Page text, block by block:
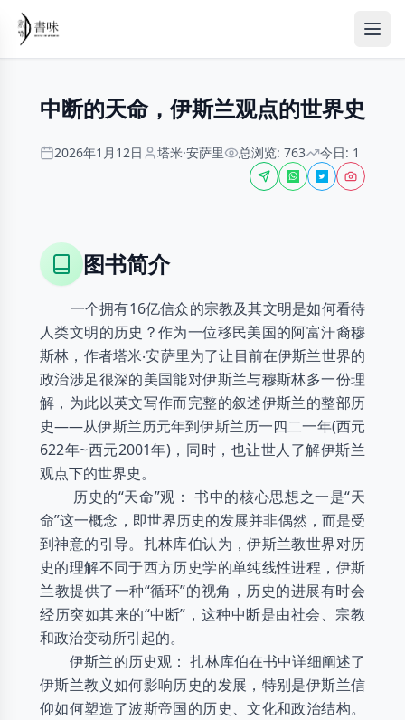
中断的天命，伊斯兰观点的世界史
2026年1月12日 塔米·安萨里 总浏览: 763 今日: 1
图书简介
一个拥有16亿信众的宗教及其文明是如何看待
人类文明的历史？作为一位移民美国的阿富汗裔穆
斯林，作者塔米‧安萨里为了让目前在伊斯兰世界的
政治涉足很深的美国能对伊斯兰与穆斯林多一份理
解，为此以英文写作而完整的叙述伊斯兰的整部历
史——从伊斯兰历元年到伊斯兰历一四二一年(西元
622年~西元2001年)，同时，也让世人了解伊斯兰
观点下的世界史。
历史的“天命”观： 书中的核心思想之一是“天
命”这一概念，即世界历史的发展并非偶然，而是受
到神意的引导。扎林库伯认为，伊斯兰教世界对历
史的理解不同于西方历史学的单纯线性进程，伊斯
兰教提供了一种“循环”的视角，历史的进展有时会
经历突如其来的“中断”，这种中断是由社会、宗教
和政治变动所引起的。
伊斯兰的历史观： 扎林库伯在书中详细阐述了
伊斯兰教义如何影响历史的发展，特别是伊斯兰信
仰如何塑造了波斯帝国的历史、文化和政治结构。